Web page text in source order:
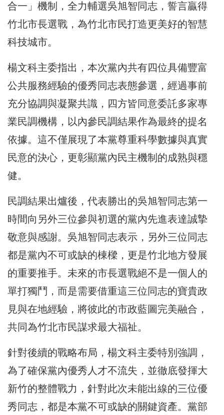
合一」機制，全力輔選吳旭智同志，誓言贏得
竹北市長選戰，為竹北市民打造更美好的智慧
科技城市。
楊文科主委指出，本次黨內共有四位具備豐富
公共服務經驗的優秀同志表態參選，經過事前
充分協調與凝聚共識，四方皆同意委託多家專
業民調機構，以內參民調結果作為最終的提名
依據。這不僅展現了本黨尊重科學數據與真實
民意的決心，更彰顯黨內民主機制的成熟與穩
健。
民調結果出爐後，代表勝出的吳旭智同志第一
時間向另外三位參與初選的黨內先進表達誠摯
敬意與感謝。吳旭智同志表示，另外三位同志
都是黨內不可或缺的棟樑，更是竹北地方發展
的重要推手。未來的市長選戰絕不是一個人的
單打獨鬥，而是需要借重這三位同志的寶貴政
見與在地經驗，將彼此的市政藍圖完美融合，
共同為竹北市民謀求最大福祉。
針對後續的戰略布局，楊文科主委特別強調，
為了確保黨內優秀人才不流失，並徹底發揮大
新竹的整體戰力，針對此次未能出線的三位優
秀同志，都是本黨不可或缺的關鍵資產。黨部